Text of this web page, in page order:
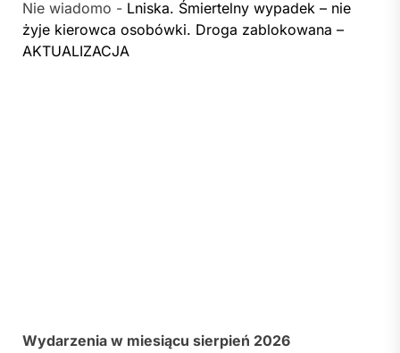
Nie wiadomo - Lniska. Śmiertelny wypadek – nie
żyje kierowca osobówki. Droga zablokowana –
AKTUALIZACJA
Wydarzenia w miesiącu sierpień 2026